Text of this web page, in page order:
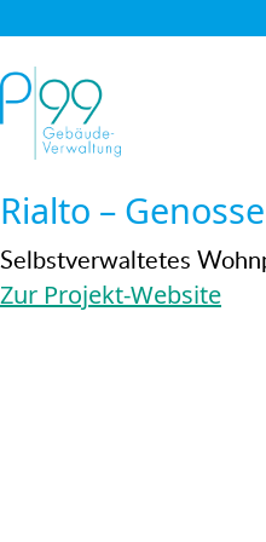
Rialto –
Selbstverwaltetes
Zur Projekt-Website